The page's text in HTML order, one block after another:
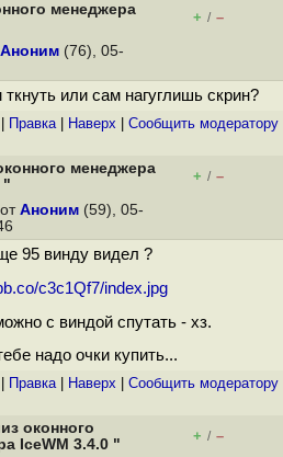
менеджера
+ / –
Аноним (76), 05-
или сам нагуглишь скрин?
Правка| Наверх Cообщить модератору
менеджера
"
+ / –
Аноним (59), 05-
95 винду видел ?
c3c1Qf7/index.jpg
с виндой спутать - хз.
надо очки купить...
Правка| Наверх Cообщить модератору
оконного
IceWM 3.4.0 "
+ / –